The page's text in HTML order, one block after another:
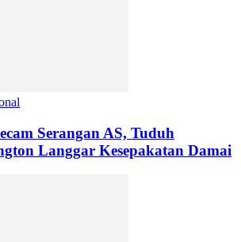
Serangan AS, Tuduh
Langgar Kesepakatan Damai